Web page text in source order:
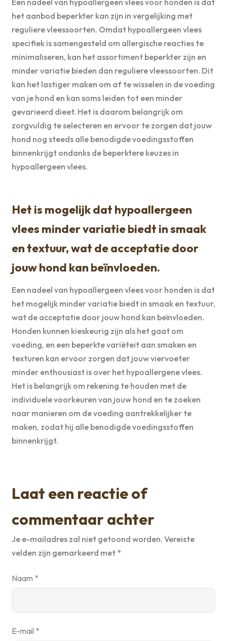
Een nadeel van hypoallergeen vlees voor honden is dat
het aanbod beperkter kan zijn in vergelijking met
reguliere vleessoorten. Omdat hypoallergeen vlees
specifiek is samengesteld om allergische reacties te
minimaliseren, kan het assortiment beperkter zijn en
minder variatie bieden dan reguliere vleessoorten. Dit
kan het lastiger maken om af te wisselen in de voeding
van je hond en kan soms leiden tot een minder
gevarieerd dieet. Het is daarom belangrijk om
zorgvuldig te selecteren en ervoor te zorgen dat jouw
hond nog steeds alle benodigde voedingsstoffen
binnenkrijgt ondanks de beperktere keuzes in
hypoallergeen vlees.
Het is mogelijk dat hypoallergeen
vlees minder variatie biedt in smaak
en textuur, wat de acceptatie door
jouw hond kan beïnvloeden.
Een nadeel van hypoallergeen vlees voor honden is dat
het mogelijk minder variatie biedt in smaak en textuur,
wat de acceptatie door jouw hond kan beïnvloeden.
Honden kunnen kieskeurig zijn als het gaat om
voeding, en een beperkte variëteit aan smaken en
texturen kan ervoor zorgen dat jouw viervoeter
minder enthousiast is over het hypoallergene vlees.
Het is belangrijk om rekening te houden met de
individuele voorkeuren van jouw hond en te zoeken
naar manieren om de voeding aantrekkelijker te
maken, zodat hij alle benodigde voedingsstoffen
binnenkrijgt.
Laat een reactie of
commentaar achter
Je e-mailadres zal niet getoond worden. Vereiste
velden zijn gemarkeerd met *
Naam *
E-mail *